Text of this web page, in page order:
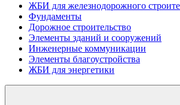
ЖБИ для железнодорожного
Фундаменты
Дорожное строительство
Элементы зданий и сооружений
Инженерные коммуникации
Элементы благоустройства
ЖБИ для энергетики